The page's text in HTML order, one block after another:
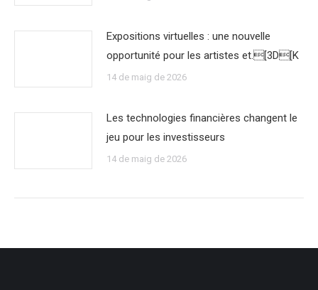
Expositions virtuelles : une nouvelle
opportunité pour les artistes et.[3D[K
14 de maig de 2026
Les technologies financières changent le
jeu pour les investisseurs
14 de maig de 2026